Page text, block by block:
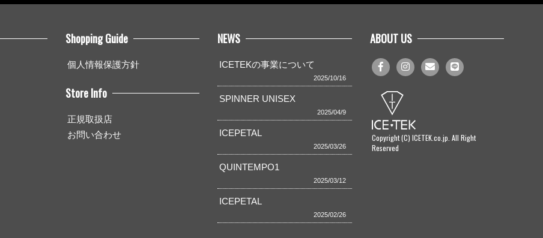
Shopping Guide
個人情報保護方針
Store Info
正規取扱店
お問い合わせ
NEWS
ICETEKの事業について
2025/10/16
SPINNER UNISEX
2025/04/9
ICEPETAL
2025/03/26
QUINTEMPO1
2025/03/12
ICEPETAL
2025/02/26
ABOUT US
Copyright (C) ICETEK.co.jp. All Right
Reserved